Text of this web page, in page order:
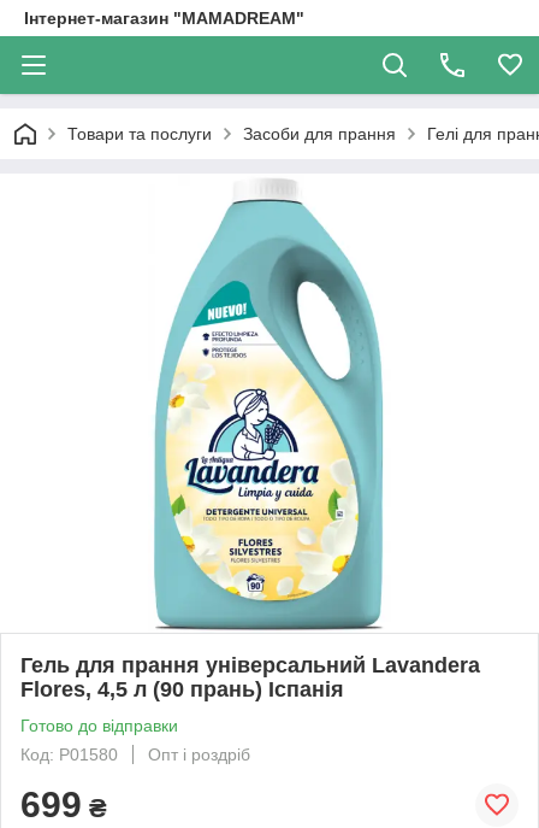
Інтернет-магазин "MAMADREAM"
Товари та послуги Засоби для прання Гелі для
Гель для прання універсальний Lavandera
Flores, 4,5 л (90 прань) Іспанія
Готово до відправки
Код: P01580
Опт і роздріб
699 ₴